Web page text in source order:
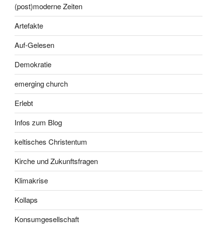
(post)moderne Zeiten
Artefakte
Auf-Gelesen
Demokratie
emerging church
Erlebt
Infos zum Blog
keltisches Christentum
Kirche und Zukunftsfragen
Klimakrise
Kollaps
Konsumgesellschaft